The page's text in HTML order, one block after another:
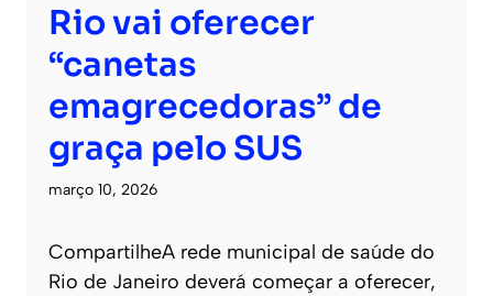
Rio vai oferecer
“canetas
emagrecedoras” de
graça pelo SUS
março 10, 2026
CompartilheA rede municipal de saúde do
Rio de Janeiro deverá começar a oferecer,